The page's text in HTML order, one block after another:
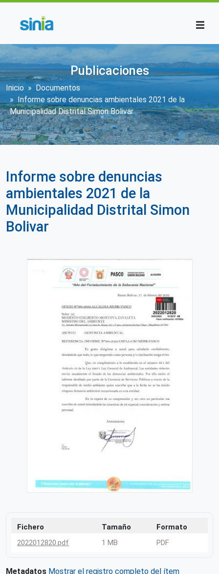
Publicaciones
Sobrescribir enlaces de ayuda a la
Inicio
Documentos
Informe sobre denuncias ambientales 2021 de la
Municipalidad Distrital Simon Bolivar
Informe sobre denuncias
ambientales 2021 de la
Municipalidad Distrital Simon
Bolivar
Fichero Tamaño
Formato
2022012820.pdf
1 MB PDF
Metadatos Mostrar el registro completo del ítem